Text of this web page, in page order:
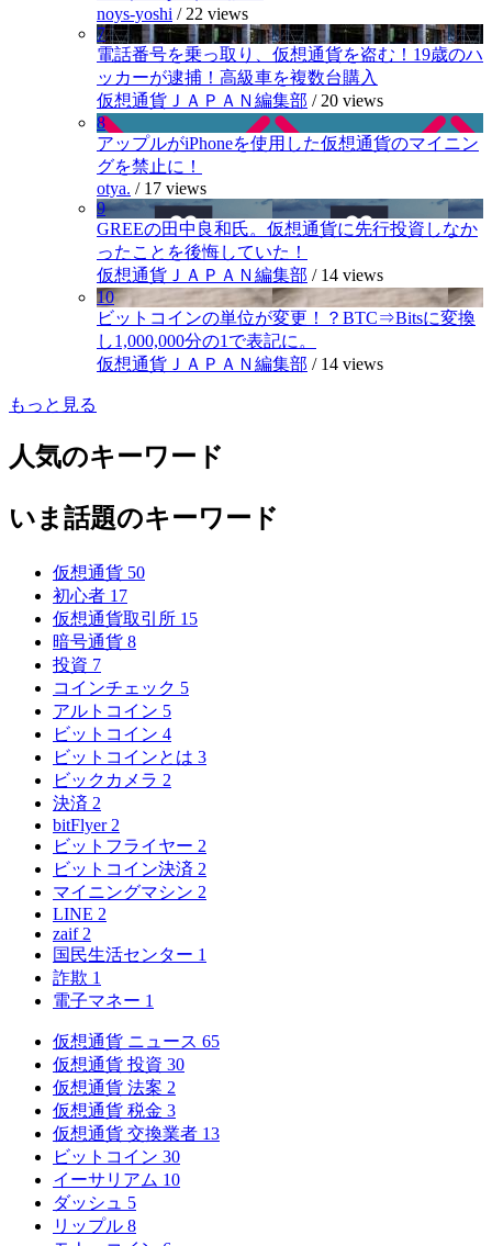
noys-yoshi / 22 views
7
電話番号を乗っ取り、仮想通貨を盗む！19歳のハ
ッカーが逮捕！高級車を複数台購入
仮想通貨ＪＡＰＡＮ編集部 / 20 views
8
アップルがiPhoneを使用した仮想通貨のマイニン
グを禁止に！
otya. / 17 views
9
GREEの田中良和氏。仮想通貨に先行投資しなか
ったことを後悔していた！
仮想通貨ＪＡＰＡＮ編集部 / 14 views
10
ビットコインの単位が変更！？BTC⇒Bitsに変換
し1,000,000分の1で表記に。
仮想通貨ＪＡＰＡＮ編集部 / 14 views
もっと見る
人気のキーワード
いま話題のキーワード
仮想通貨 50
初心者 17
仮想通貨取引所 15
暗号通貨 8
投資 7
コインチェック 5
アルトコイン 5
ビットコイン 4
ビットコインとは 3
ビックカメラ 2
決済 2
bitFlyer 2
ビットフライヤー 2
ビットコイン決済 2
マイニングマシン 2
LINE 2
zaif 2
国民生活センター 1
詐欺 1
電子マネー 1
仮想通貨 ニュース 65
仮想通貨 投資 30
仮想通貨 法案 2
仮想通貨 税金 3
仮想通貨 交換業者 13
ビットコイン 30
イーサリアム 10
ダッシュ 5
リップル 8